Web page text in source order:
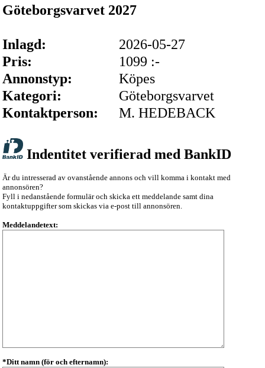
Göteborgsvarvet 2027
Inlagd:
2026-05-27
Pris:
1099 :-
Annonstyp:
Köpes
Kategori:
Göteborgsvarvet
Kontaktperson:
M. HEDEBACK
Indentitet verifierad med BankID
Är du intresserad av ovanstående annons och vill komma i kontakt med
annonsören?
Fyll i nedanstående formulär och skicka ett meddelande samt dina
kontaktuppgifter som skickas via e-post till annonsören.
Meddelandetext:
*Ditt namn (för och efternamn):